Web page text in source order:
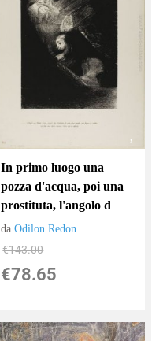
In primo luogo una
pozza d'acqua, poi una
prostituta, l'angolo d
daOdilon Redon
€143.00
€78.65